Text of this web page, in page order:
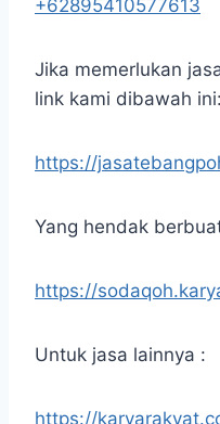
+62895410577613
Jika memerlukan
link kami dibawah ini:
https://
Yang hendak
https://
Untuk jasa lainnya :
https://